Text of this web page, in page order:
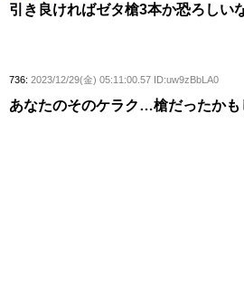
引き良ければゼタ槍3本か恐ろしい
736: 2023/12/29(金) 05:11:00.57 ID:uw9zBbLA0
あなたのそのケラク…槍だったかも